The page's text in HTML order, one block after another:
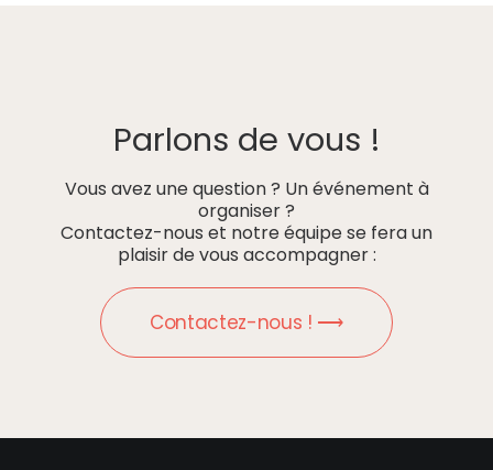
Parlons de vous !
Vous avez une question ? Un événement à
organiser ?
Contactez-nous et notre équipe se fera un
plaisir de vous accompagner :
Contactez-nous ! ⟶